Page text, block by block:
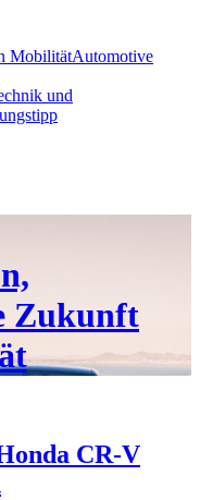
MobilitätAutomotive
und
Zukunft
CR-V